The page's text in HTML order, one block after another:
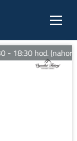
hod. (nahor).